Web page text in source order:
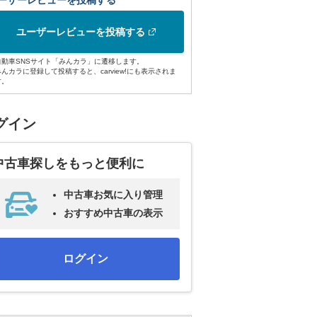
ユーザーレビューを投稿する
車SNSサイト「みんカラ」に遷移します。
んカラに登録して投稿すると、carview!にも表示されま
イン
古車探しをもっと便利に
中古車お気に入り管理
おすすめ中古車の表示
ログイン